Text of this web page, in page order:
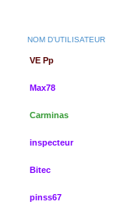
NOM D’UTILISATEUR
VE Pp
Max78
Carminas
inspecteur
Bitec
pinss67